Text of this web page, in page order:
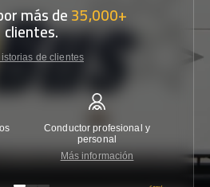
más de35,000+
clientes.
de clientes
Conductor profesional y
personal
Más información